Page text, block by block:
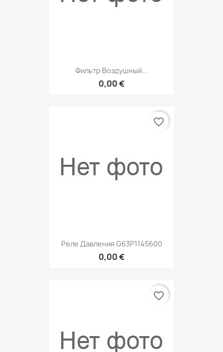
Фильтр Воздушный...
0,00 €
Реле Давления G63P1145600
0,00 €
favorite_border
favorite_border